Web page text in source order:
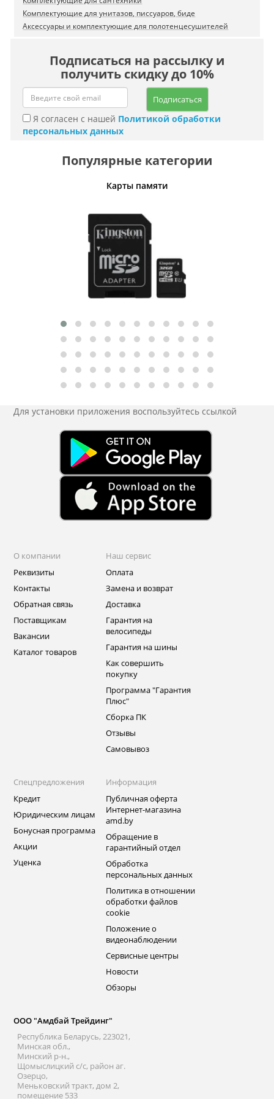
Комплектующие для унитазов, писсуаров, биде
Аксессуары и комплектующие для полотенцесушителей
Подписаться на рассылку и
получить скидку до 10%
Подписаться
Я согласен с нашей Политикой обработки
персональных данных
Популярные категории
Карты памяти
Для установки приложения воспользуйтесь ссылкой
О компании
Реквизиты
Контакты
Обратная связь
Поставщикам
Вакансии
Каталог товаров
Наш сервис
Оплата
Замена и возврат
Доставка
Гарантия на
велосипеды
Гарантия на шины
Как совершить
покупку
Программа "Гарантия
Плюс"
Сборка ПК
Отзывы
Самовывоз
Спецпредложения
Кредит
Юридическим лицам
Бонусная программа
Акции
Уценка
Информация
Публичная оферта
Интернет-магазина
amd.by
Обращение в
гарантийный отдел
Обработка
персональных данных
Политика в отношении
обработки файлов
cookie
Положение о
видеонаблюдении
Сервисные центры
Новости
Обзоры
ООО "Амдбай Трейдинг"
Республика Беларусь, 223021,
Минская обл.,
Минский р-н.,
Щомыслицкий с/с, район аг.
Озерцо,
Меньковский тракт, дом 2,
помещение 533